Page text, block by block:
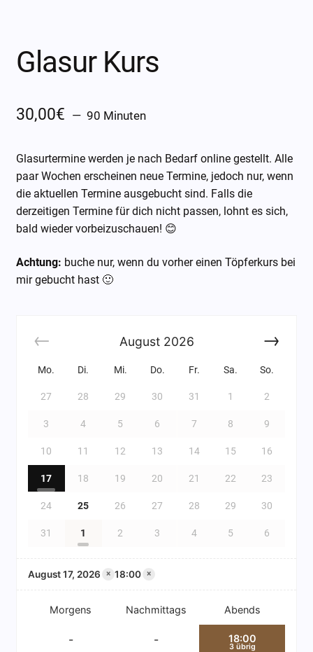
Glasur Kurs
30,00€ 90 Minuten
Glasurtermine werden je nach Bedarf online gestellt. Alle
paar Wochen erscheinen neue Termine, jedoch nur, wenn
die aktuellen Termine ausgebucht sind. Falls die
derzeitigen Termine für dich nicht passen, lohnt es sich,
bald wieder vorbeizuschauen! 😊
Achtung: buche nur, wenn du vorher einen Töpferkurs bei
mir gebucht hast 🙂
August 2026
Mo. Di. Mi. Do. Fr. Sa. So.
27 28 29 30 31 1 2
3 4 5 6 7 8 9
10 11 12 13 14 15 16
17 18 19 20 21 22 23
24 25 26 27 28 29 30
31 1 2 3 4 5 6
August 17, 2026 × 18:00 ×
Morgens
-
Nachmittags
-
Abends
18:00
3 übrig